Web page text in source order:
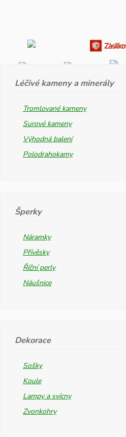
Léčivé kameny a minerály
Tromlované kameny
Surové kameny
Výhodná balení
Polodrahokamy
Šperky
Náramky
Přívěsky
Říční perly
Náušnice
Dekorace
Sošky
Koule
Lampy a svícny
Zvonkohry